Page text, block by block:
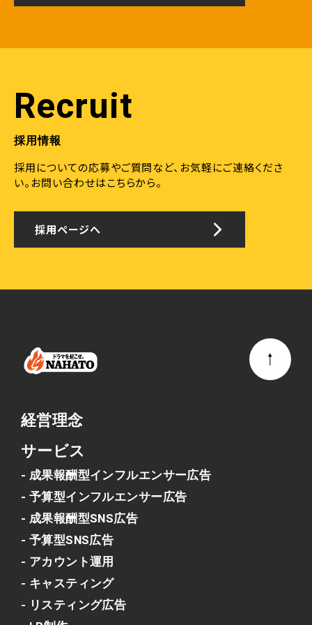
Recruit
採用情報
採用についての応募やご質問など、お気軽にご連絡くださ
い。 お問い合わせはこちらから。
採用ページへ
経営理念
サービス
- 成果報酬型インフルエンサー広告
- 予算型インフルエンサー広告
- 成果報酬型SNS広告
- 予算型SNS広告
- アカウント運用
- キャスティング
- リスティング広告